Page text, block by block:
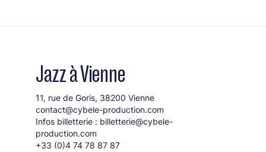
Jazz à Vienne
11, rue de Goris, 38200 Vienne
contact@cybele-production.com
Infos billetterie : billetterie@cybele-
production.com
+33 (0)4 74 78 87 87